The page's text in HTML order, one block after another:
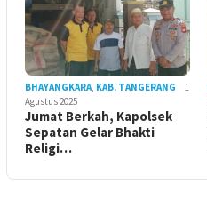
BHAYANGKARA, KAB. TANGERANG
1
Agustus 2025
Jumat Berkah, Kapolsek
Sepatan Gelar Bhakti
Religi…